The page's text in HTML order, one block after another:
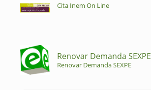
Cita Inem On Line
Renovar Demanda SEXPE
Renovar Demanda SEXPE